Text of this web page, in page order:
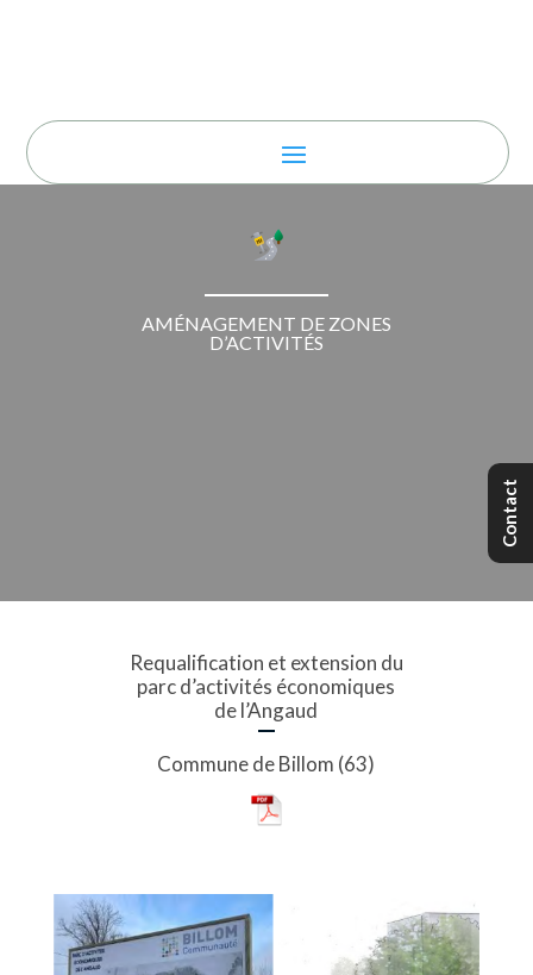
AMÉNAGEMENT DE ZONES
D’ACTIVITÉS
Requalification et extension du
parc d’activités économiques
de l’Angaud
Commune de Billom (63)
Contact